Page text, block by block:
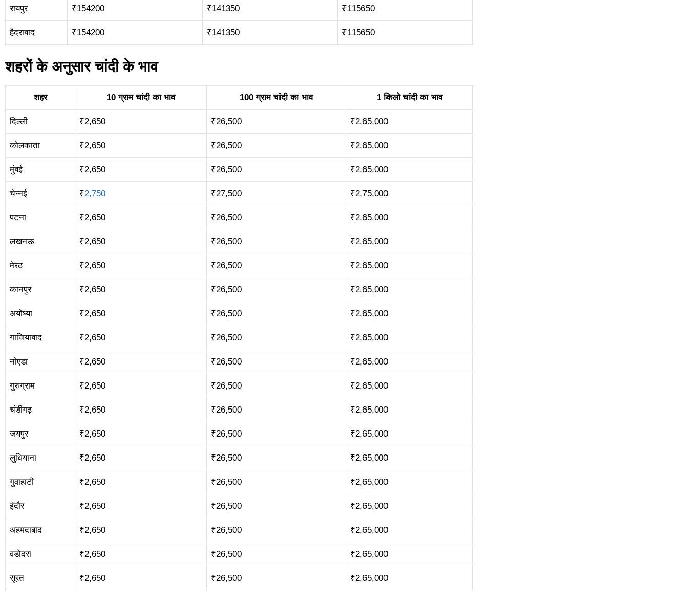
रायपुर ₹154200 ₹141350 ₹115650
हैदराबाद ₹154200 ₹141350 ₹115650
शहरों के अनुसार चांदी के भाव
शहर 10 ग्राम चांदी का भाव 100 ग्राम चांदी का भाव 1 किलो चांदी का भाव
दिल्ली ₹2,650 ₹26,500 ₹2,65,000
कोलकाता ₹2,650 ₹26,500 ₹2,65,000
मुंबई ₹2,650 ₹26,500 ₹2,65,000
चेन्नई ₹2,750 ₹27,500 ₹2,75,000
पटना ₹2,650 ₹26,500 ₹2,65,000
लखनऊ ₹2,650 ₹26,500 ₹2,65,000
मेरठ ₹2,650 ₹26,500 ₹2,65,000
कानपुर ₹2,650 ₹26,500 ₹2,65,000
अयोध्या ₹2,650 ₹26,500 ₹2,65,000
गाजियाबाद ₹2,650 ₹26,500 ₹2,65,000
नोएडा ₹2,650 ₹26,500 ₹2,65,000
गुरुग्राम ₹2,650 ₹26,500 ₹2,65,000
चंडीगढ़ ₹2,650 ₹26,500 ₹2,65,000
जयपुर ₹2,650 ₹26,500 ₹2,65,000
लुधियाना ₹2,650 ₹26,500 ₹2,65,000
गुवाहाटी ₹2,650 ₹26,500 ₹2,65,000
इंदौर ₹2,650 ₹26,500 ₹2,65,000
अहमदाबाद ₹2,650 ₹26,500 ₹2,65,000
वडोदरा ₹2,650 ₹26,500 ₹2,65,000
सूरत ₹2,650 ₹26,500 ₹2,65,000